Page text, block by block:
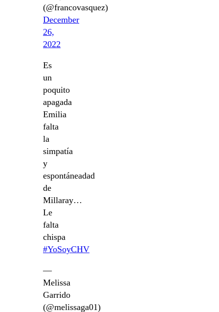
(@francovasquez)
December
26,
2022
Es
un
poquito
apagada
Emilia
falta
la
simpatía
y
espontáneadad
de
Millaray…
Le
falta
chispa
#YoSoyCHV
—
Melissa
Garrido
(@melissaga01)